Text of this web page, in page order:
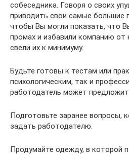
собеседника. Говоря о своих
приводить свои самые большие
чтобы Вы могли показать, что
промах и избавили компанию от
свели их к минимуму.
Будьте готовы к тестам или
психологическим, так и
работодатель может
Подготовьте заранее вопросы,
задать работодателю.
Продумайте одежду, в которой